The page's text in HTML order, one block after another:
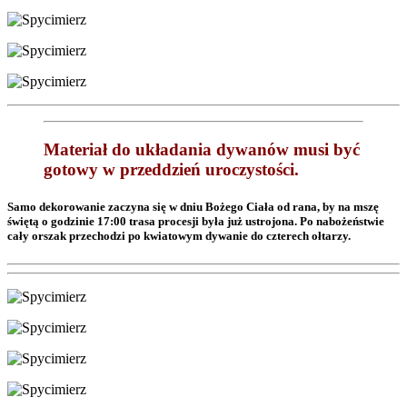
Materiał do układania dywanów musi być
gotowy w przeddzień uroczystości.
Samo dekorowanie zaczyna się w dniu Bożego Ciała od rana, by na mszę
świętą o godzinie 17:00 trasa procesji była już ustrojona. Po nabożeństwie
cały orszak przechodzi po kwiatowym dywanie do czterech ołtarzy.